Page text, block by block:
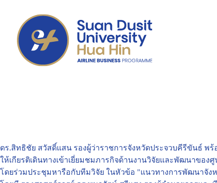
ดร.สิทธิชัย​ สวัสดิ์แสน รองผู้ว่าราชการจังหวัดประจวบคีรีขันธ์​ พ
ให้เกียรติเดินทางเข้าเยี่ยมชมภารกิจด้านงานวิจัยและพัฒนาของ
โดยร่วมประชุมหารือกับทีมวิจัย ในหัวข้อ "แนวทางการ​พัฒนา​จัง